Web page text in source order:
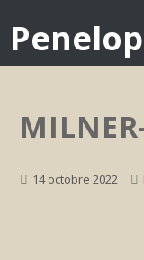
14 octobre 2022